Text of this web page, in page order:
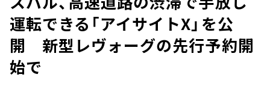
運転できる「アイサイトX」を公
開 新型レヴォーグの先行予約開
始で